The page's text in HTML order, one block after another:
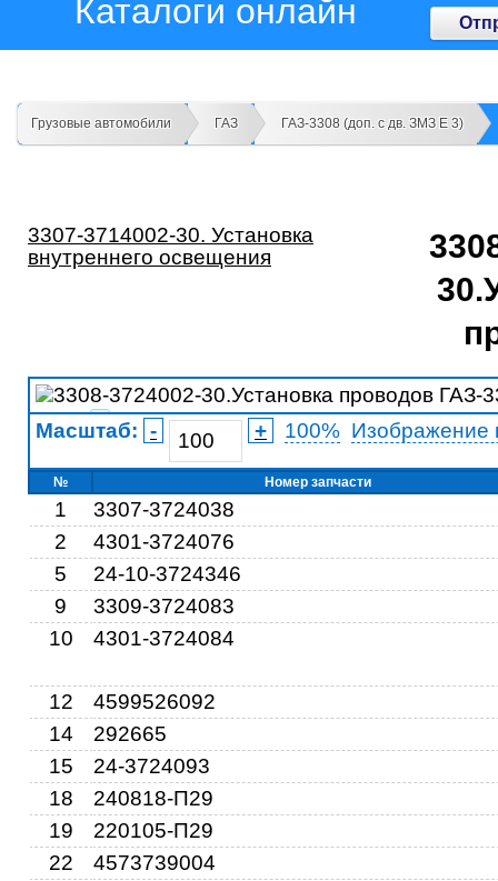
Каталоги онлайн
Грузовые автомобили ГАЗ ГАЗ-3308 (доп. с дв. ЗМЗ Е 3)
3307-3714002-30. Установка
внутреннего освещения
2
9
12
15
27
Масштаб: - + 100% Изображение
№ Номер запчасти
1
3307-3724038
2
4301-3724076
5
24-10-3724346
9
3309-3724083
10
4301-3724084
12
4599526092
14
292665
15
24-3724093
18
240818-П29
19
220105-П29
22
4573739004